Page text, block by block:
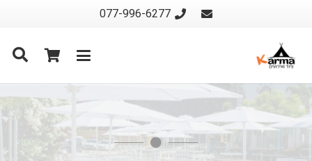
077-996-6277